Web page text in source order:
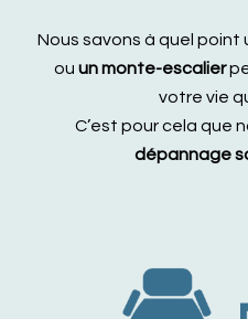
Nous savons à quel point
ouun monte-escalier
votre vie
C’est pour cela que
dépannage